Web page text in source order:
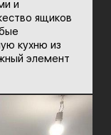
и
ящиков
кухню из
элемент